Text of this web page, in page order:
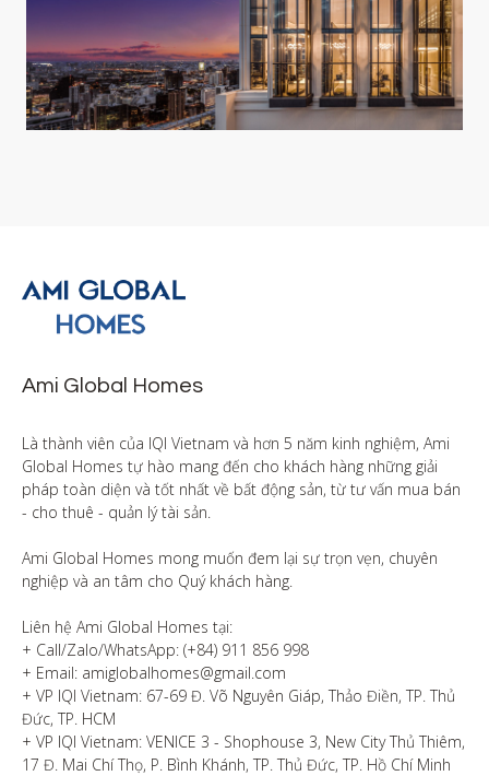
Ami Global Homes
Là thành viên của IQI Vietnam và hơn 5 năm kinh nghiệm, Ami
Global Homes tự hào mang đến cho khách hàng những giải
pháp toàn diện và tốt nhất về bất động sản, từ tư vấn mua bán
- cho thuê - quản lý tài sản.
Ami Global Homes mong muốn đem lại sự trọn vẹn, chuyên
nghiệp và an tâm cho Quý khách hàng.
Liên hệ Ami Global Homes tại:
+ Call/Zalo/WhatsApp: (+84) 911 856 998
+ Email: amiglobalhomes@gmail.com
+ VP IQI Vietnam: 67-69 Đ. Võ Nguyên Giáp, Thảo Điền, TP. Thủ
Đức, TP. HCM
+ VP IQI Vietnam: VENICE 3 - Shophouse 3, New City Thủ Thiêm,
17 Đ. Mai Chí Thọ, P. Bình Khánh, TP. Thủ Đức, TP. Hồ Chí Minh